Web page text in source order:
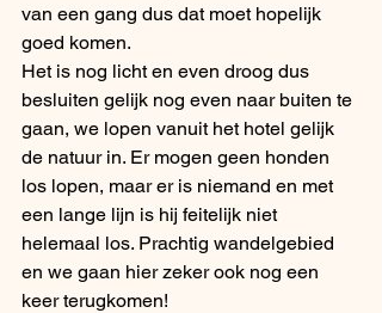
van een gang dus dat moet hopelijk
goed komen.
Het is nog licht en even droog dus
besluiten gelijk nog even naar buiten te
gaan, we lopen vanuit het hotel gelijk
de natuur in. Er mogen geen honden
los lopen, maar er is niemand en met
een lange lijn is hij feitelijk niet
helemaal los. Prachtig wandelgebied
en we gaan hier zeker ook nog een
keer terugkomen!